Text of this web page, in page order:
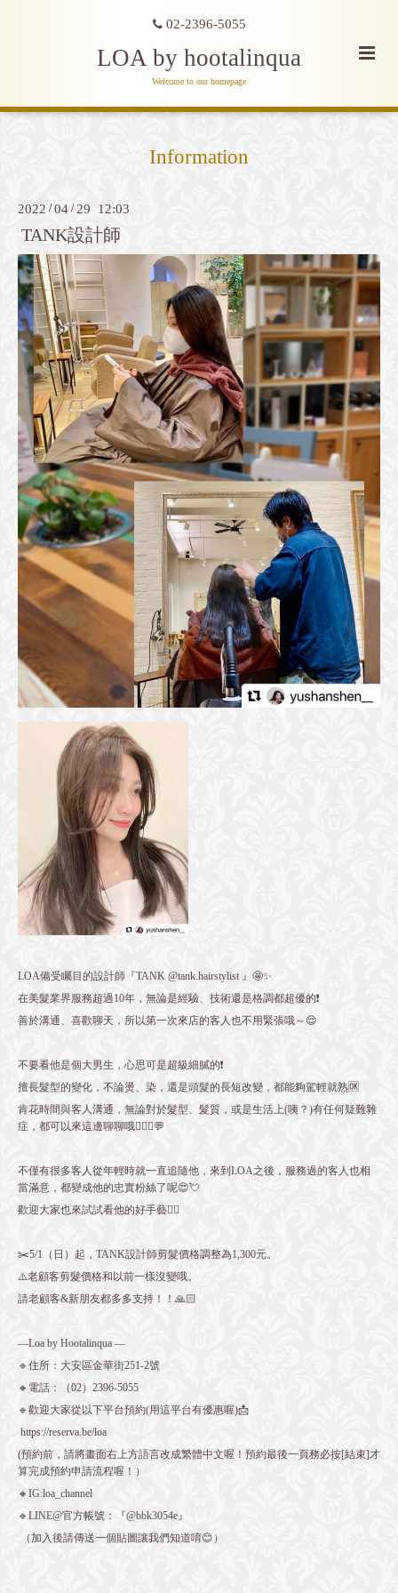
02-2396-5055
LOA by hootalinqua
Welcome to our homepage
Information
2022 /04 / 29 12:03
TANK設計師
LOA備受矚目的設計師『TANK @tank.hairstylist 』🤩✨
在美髮業界服務超過10年，無論是經驗、技術還是格調都超優的❗️
善於溝通、喜歡聊天，所以第一次來店的客人也不用緊張哦～😌
不要看他是個大男生，心思可是超級細膩的❗️
擅長髮型的變化，不論燙、染，還是頭髮的長短改變，都能夠駕輕就熟🆗
肯花時間與客人溝通，無論對於髮型、髮質，或是生活上(咦？)有任何疑難雜
症，都可以來這邊聊聊哦💁🏻‍♂️💬
不僅有很多客人從年輕時就一直追隨他，來到LOA之後，服務過的客人也相
當滿意，都變成他的忠實粉絲了呢😍💘
歡迎大家也來試試看他的好手藝✌🏻
✂️5/1（日）起，TANK設計師剪髮價格調整為1,300元。
⚠️老顧客剪髮價格和以前一樣沒變哦。
請老顧客&新朋友都多多支持！！🙏🏻
—Loa by Hootalinqua —
🔹住所：大安區金華街251-2號
🔸電話：（02）2396-5055
🔹歡迎大家從以下平台預約(用這平台有優惠喔)📩
https://reserva.be/loa
(預約前，請將畫面右上方語言改成繁體中文喔！預約最後一頁務必按[結束]才
算完成預約申請流程喔！）
🔸IG:loa_channel
🔹LINE@官方帳號：『@bbk3054e』
（加入後請傳送一個貼圖讓我們知道唷😊）